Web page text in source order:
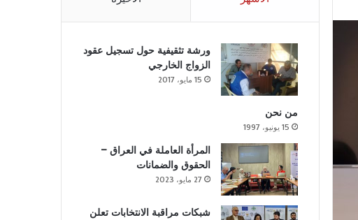
ورشة تثقيفية حول تسجيل عقود
الزواج الخارجي
15 مايو، 2017
من نحن
15 يونيو، 1997
المرأة العاملة في العراق –
الحقوق والضمانات
27 مايو، 2023
شبكات مراقبة الانتخابات تعلن